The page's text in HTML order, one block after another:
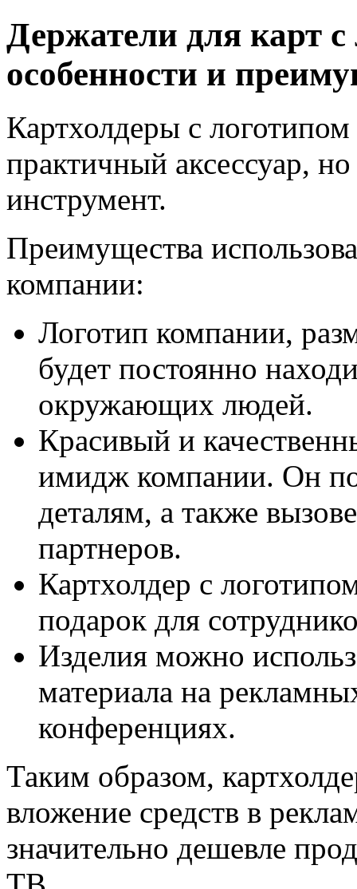
Держатели для карт
особенности и
Картхолдеры с
практичный аксессуар,
инструмент.
Преимущества
компании:
Логотип компании,
будет постоянно
окружающих людей.
Красивый и
имидж компании. Он
деталям, а также
партнеров.
Картхолдер с
подарок для
Изделия можно
материала на
конференциях.
Таким образом,
вложение средств в
значительно дешевле